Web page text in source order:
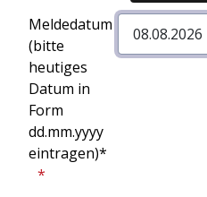
Meldedatum
(bitte
heutiges
Datum in
Form
dd.mm.yyyy
eintragen)*